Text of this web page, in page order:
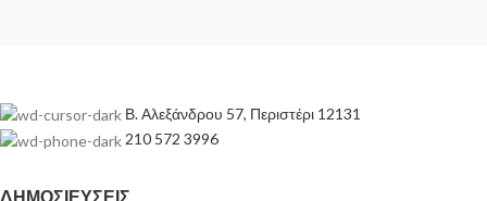
Β. Αλεξάνδρου 57, Περιστέρι 12131
210 572 3996